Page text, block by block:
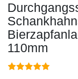
110mm